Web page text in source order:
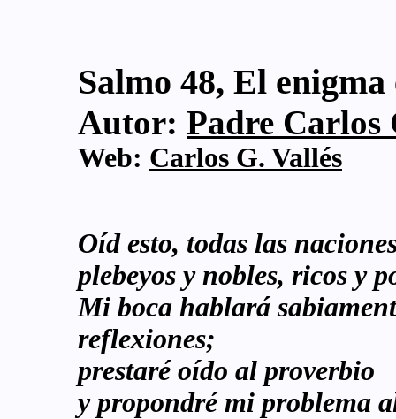
Salmo 48, El
Autor: Padre Carlos
Web: Carlos G. Vallés
Oíd esto, todas las
plebeyos y nobles, ricos y
Mi boca hablará
reflexiones;
prestaré oído al proverbio
y propondré mi problema